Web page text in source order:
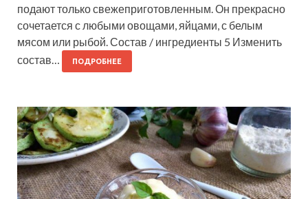
подают только свежеприготовленным. Он прекрасно
сочетается с любыми овощами, яйцами, с белым
мясом или рыбой. Состав / ингредиенты 5 Изменить
состав…
ПОДРОБНЕЕ